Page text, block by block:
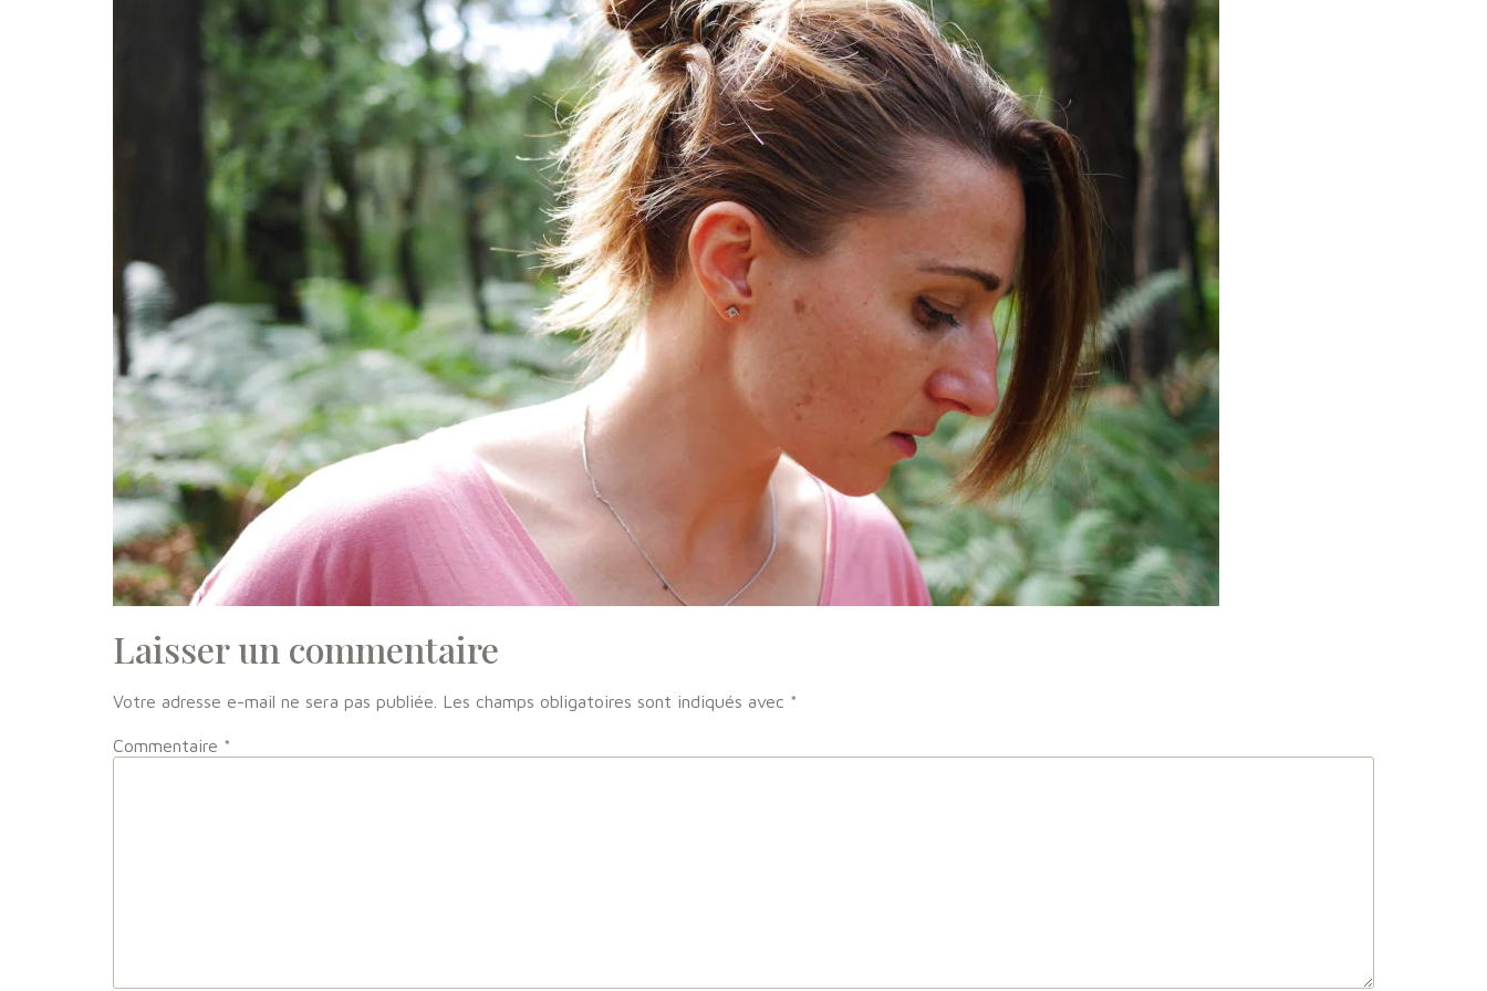
Laisser un commentaire
Votre adresse e-mail ne sera pas publiée. Les champs obligatoires sont indiqués avec *
Commentaire *